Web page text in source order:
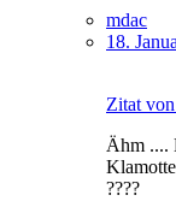
mdac
18.
Zitat
Ähm ....
????